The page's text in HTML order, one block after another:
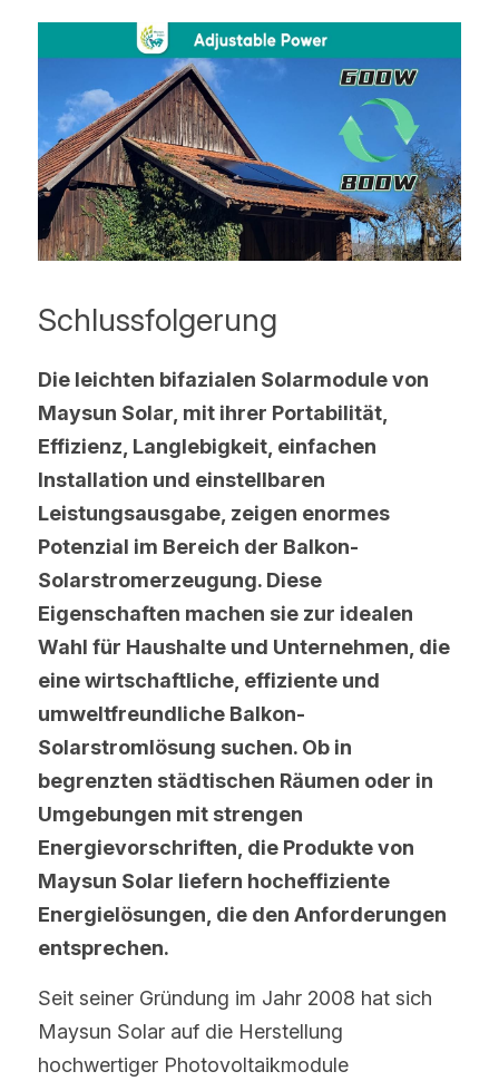
Schlussfolgerung
Die leichten bifazialen Solarmodule von
Maysun Solar, mit ihrer Portabilität,
Effizienz, Langlebigkeit, einfachen
Installation und einstellbaren
Leistungsausgabe, zeigen enormes
Potenzial im Bereich der Balkon-
Solarstromerzeugung. Diese
Eigenschaften machen sie zur idealen
Wahl für Haushalte und Unternehmen, die
eine wirtschaftliche, effiziente und
umweltfreundliche Balkon-
Solarstromlösung suchen. Ob in
begrenzten städtischen Räumen oder in
Umgebungen mit strengen
Energievorschriften, die Produkte von
Maysun Solar liefern hocheffiziente
Energielösungen, die den Anforderungen
entsprechen.
Seit seiner Gründung im Jahr 2008 hat sich
Maysun Solar auf die Herstellung
hochwertiger Photovoltaikmodule